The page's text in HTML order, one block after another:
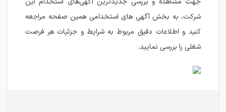
شرکت، به بخش آگهی های استخدامی همین صفحه مراجعه
کنید و اطلاعات دقیق مربوط به شرایط و جزئیات هر فرصت
شغلی را بررسی نمایید.